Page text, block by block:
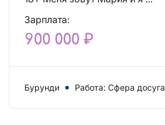
Зарплата:
900 000 ₽
Бурунди Работа: Сфера досуга